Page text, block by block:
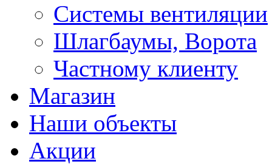
Системы вентиляции
Шлагбаумы, Ворота
Частному клиенту
Магазин
Наши объекты
Акции